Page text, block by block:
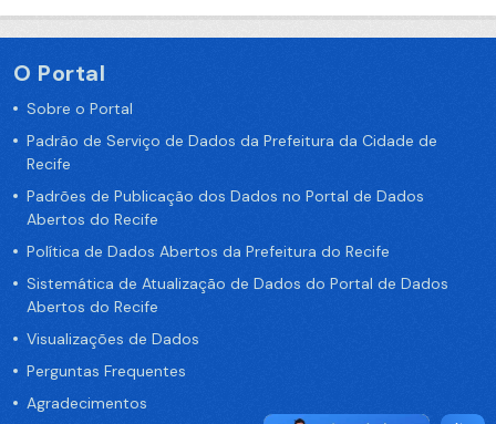
O Portal
Sobre o Portal
Padrão de Serviço de Dados da Prefeitura da Cidade de
Recife
Padrões de Publicação dos Dados no Portal de Dados
Abertos do Recife
Política de Dados Abertos da Prefeitura do Recife
Sistemática de Atualização de Dados do Portal de Dados
Abertos do Recife
Visualizações de Dados
Perguntas Frequentes
Agradecimentos